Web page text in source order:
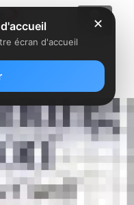
✕
écran d'accueil